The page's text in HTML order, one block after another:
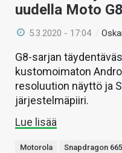
uudella Moto
5.3.2020 - 17:04 /
G8-sarjan
kustomoimaton
resoluution näyttö ja
järjestelmäpiiri.
Lue lisää
Motorola Snapdragon 665